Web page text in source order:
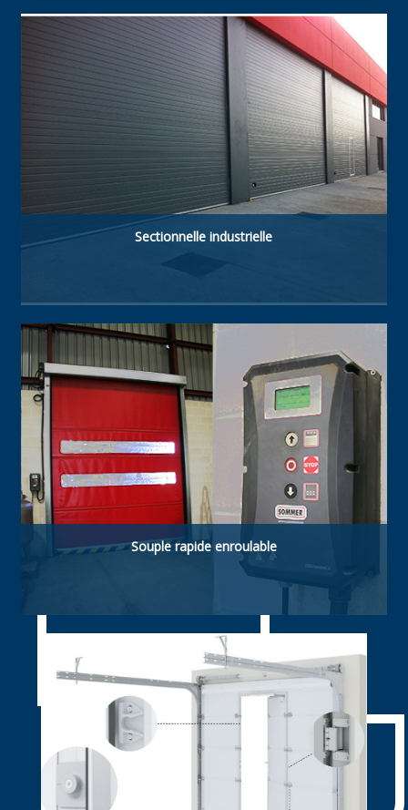
Retombée de linteau suffisante 100 mm
manuelle / motorisée.
Sectionnelle industrielle
Type de porte à haute technologie. Fabriquée
avec panneaux sandwich isolés acier-
polyuréthane de 40 mm. Résistante, à haute
isolation thermique et étanche.
Souple rapide enroulable
Souple rapide enroulable. ldéelle pour
applications agroalimentaires